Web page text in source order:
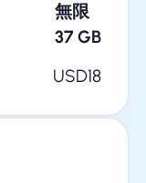
無限
37 GB
USD18